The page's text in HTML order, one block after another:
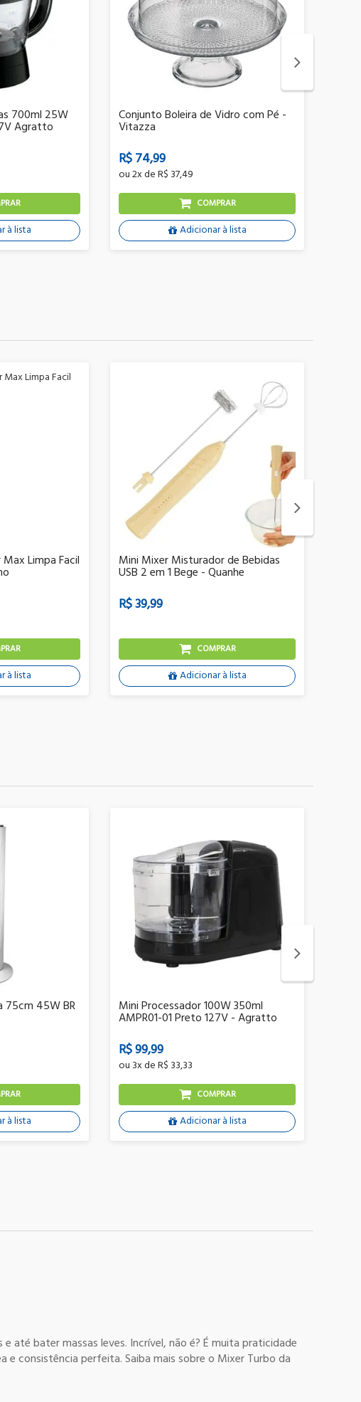
700ml 25W
Agratto
à lista
Conjunto Boleira de Vidro com Pé -
Vitazza
R$ 74,99
ou2xdeR$ 37,49
COMPRAR
Adicionar à lista
Limpa Facil
à lista
Mini Mixer Misturador de Bebidas
USB 2 em 1 Bege - Quanhe
R$ 39,99
COMPRAR
Adicionar à lista
75cm 45W BR
à lista
Mini Processador 100W 350ml
AMPR01-01 Preto 127V - Agratto
R$ 99,99
ou 3xdeR$ 33,33
COMPRAR
Adicionar à lista
até bater massas leves. Incrível, não é? É muita praticidade
consistência perfeita. Saiba mais sobre o Mixer Turbo da